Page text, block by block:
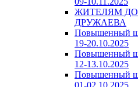
ЖИТЕЛЯМ
ДРУЖАЕВА
Повышенный
19-20.10.2025
Повышенный
12-13.10.2025
Повышенный